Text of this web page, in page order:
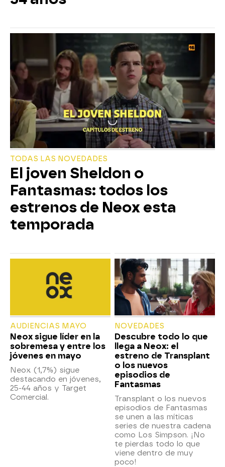
TODAS LAS NOVEDADES
El joven Sheldon o
Fantasmas: todos los
estrenos de Neox esta
temporada
AUDIENCIAS MAYO
Neox sigue líder en la
sobremesa y entre los
jóvenes en mayo
Neox (1,7%) sigue
destacando en jóvenes,
25-44 años y Target
Comercial.
NOVEDADES
Descubre todo lo que
llega a Neox: el
estreno de Transplant
o los nuevos
episodios de
Fantasmas
Transplant o los nuevos
episodios de Fantasmas
se unen a las míticas
series de nuestra cadena
como Los Simpson. ¡No
te pierdas todo lo que
viene dentro de muy
poco!